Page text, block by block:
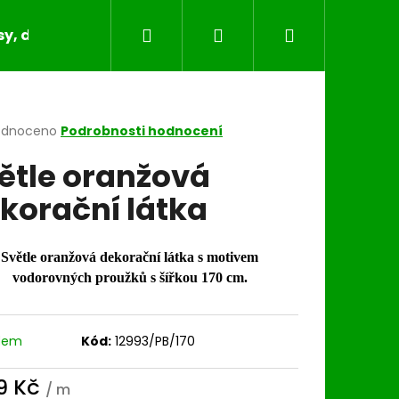
dečky, běhouny, povlaky na polštáře
Hledat PřihlášeníNákupní
Podrobnosti hodnocení
oranžová
látka
Světle oranžová dekorační látka s motivem
vodorovných proužků s šířkou 170 cm.
Kód: 12993/PB/170
Kč / m